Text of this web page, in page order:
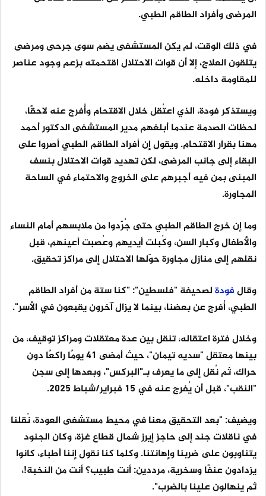
المرضى وأفراد الطاقم الطبي.
في ذلك الوقت، لم يكن المستشفى يضم سوى جرحى ومرضى
يتلقون العلاج، إلا أن قوات الاحتلال اقتحمته بزعم وجود عناصر
للمقاومة داخله.
ويستذكر فودة، الذي اعتُقل خلال الاقتحام وأُفرج عنه لاحقًا،
لحظات الصدمة عندما أبلغهم مدير المستشفى الدكتور أحمد
مهنا بقرار الاقتحام. ويقول إن أفراد الطاقم الطبي أصروا على
البقاء إلى جانب المرضى، لكن تهديد قوات الاحتلال بنسف
المبنى بمن فيه أجبرهم على الخروج والاحتماء في الساحة
المجاورة.
وما إن خرج الطاقم الطبي حتى جُرّدوا من ملابسهم أمام النساء
والأطفال وكبار السن، وكُبلت أيديهم وعُصبت أعينهم، قبل
نقلهم إلى منازل مجاورة حوّلها الاحتلال إلى مراكز تحقيق.
وقالفودةلصحيفة "فلسطين": "كنا ستة من أفراد الطاقم
الطبي، أُفرج عن بعضنا، بينما لا يزال آخرون يقبعون في الأسر".
وخلال فترة اعتقاله، تنقل بين عدة معتقلات ومراكز توقيف، من
بينها معتقل "سديه تيمان"، حيث أمضى 41 يومًا راكعًا دون
حراك، ثم نُقل إلى ما يعرف بـ"البركس"، وبعدها إلى سجن
"النقب"، قبل أن يُفرج عنه في 15 فبراير/شباط 2025.
ويضيف: "بعد التحقيق معنا في محيط مستشفى العودة، نُقلنا
في ناقلات جند إلى حاجز إيرز شمال قطاع غزة، وكان الجنود
يتناوبون على ضربنا وإهانتنا. وكلما كنا نقول إننا أطباء، كانوا
يزدادون عنفًا وسخرية، مرددين: أنت طبيب؟ أنت من النخبة!،
ثم ينهالون علينا بالضرب".